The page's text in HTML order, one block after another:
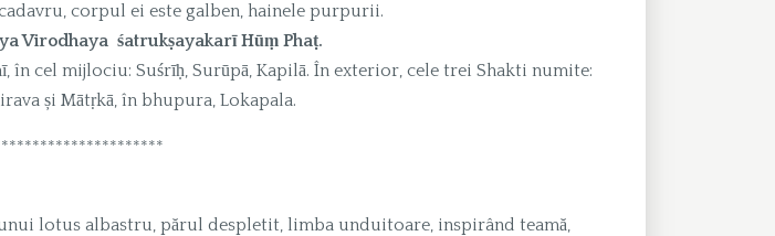
corpul ei este galben, hainele purpurii.
Virodhaya śatrukṣayakarī Hūṃ Phaṭ.
cel mijlociu: Suśrīḥ, Surūpā, Kapilā. În exterior, cele trei Shakti numite:
și Mātṛkā, în bhupura, Lokapala.
lotus albastru, părul despletit, limba unduitoare, inspirând teamă,